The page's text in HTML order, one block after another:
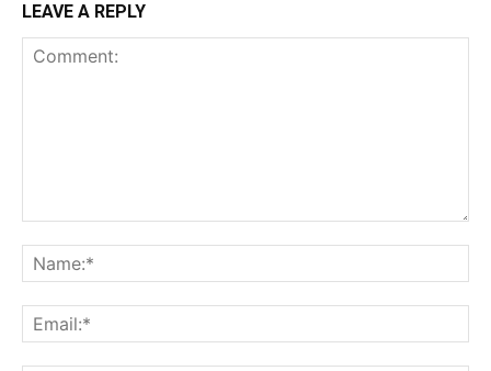
LEAVE A REPLY